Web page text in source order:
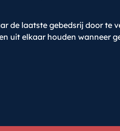
de laatste gebedsrij door te
uit elkaar houden wanneer